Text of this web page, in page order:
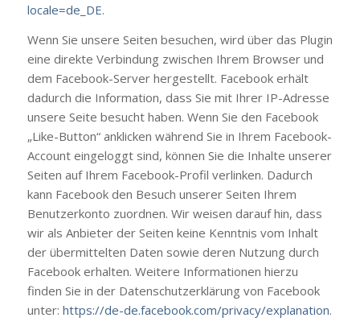
locale=de_DE.
Wenn Sie unsere Seiten besuchen, wird über das Plugin
eine direkte Verbindung zwischen Ihrem Browser und
dem Facebook-Server hergestellt. Facebook erhält
dadurch die Information, dass Sie mit Ihrer IP-Adresse
unsere Seite besucht haben. Wenn Sie den Facebook
„Like-Button“ anklicken während Sie in Ihrem Facebook-
Account eingeloggt sind, können Sie die Inhalte unserer
Seiten auf Ihrem Facebook-Profil verlinken. Dadurch
kann Facebook den Besuch unserer Seiten Ihrem
Benutzerkonto zuordnen. Wir weisen darauf hin, dass
wir als Anbieter der Seiten keine Kenntnis vom Inhalt
der übermittelten Daten sowie deren Nutzung durch
Facebook erhalten. Weitere Informationen hierzu
finden Sie in der Datenschutzerklärung von Facebook
unter: https://de-de.facebook.com/privacy/explanation.